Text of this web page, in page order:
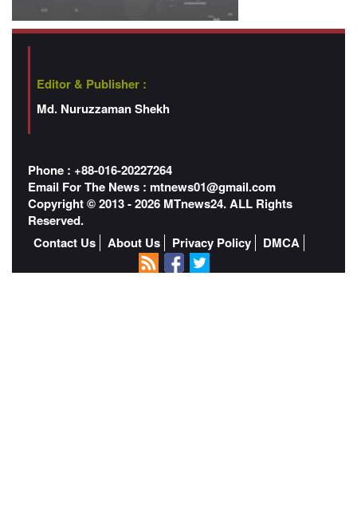
Editor & Publisher :
Md. Nuruzzaman Shekh
Phone : +88-016-20227264
Email For The News : mtnews01@gmail.com
Copyright © 2013 - 2026 MTnews24. ALL Rights
Reserved.
Contact Us
About Us Privacy Policy DMCA